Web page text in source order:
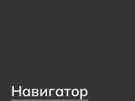
Навигатор